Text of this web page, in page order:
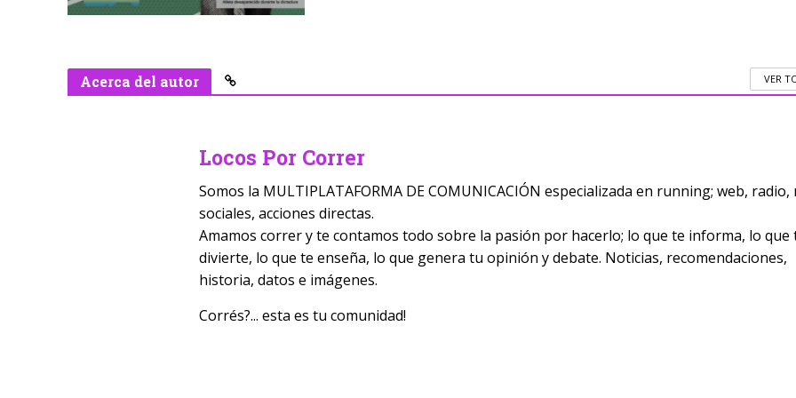
Acerca del autor VER
Locos Por Correr
Somos la MULTIPLATAFORMA DE COMUNICACIÓN especializada en running; web, radio,
sociales, acciones directas.
Amamos correr y te contamos todo sobre la pasión por hacerlo; lo que te informa, lo que
divierte, lo que te enseña, lo que genera tu opinión y debate. Noticias, recomendaciones,
historia, datos e imágenes.
Corrés?... esta es tu comunidad!